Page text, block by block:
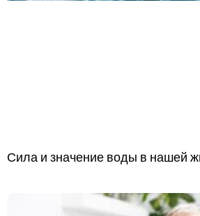
Сила и значение воды в нашей